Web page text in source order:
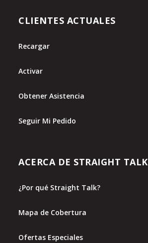
CLIENTES ACTUALES
Recargar
Activar
Obtener Asistencia
Seguir Mi Pedido
ACERCA DE STRAIGHT TALK
¿Por qué Straight Talk?
Mapa de Cobertura
Ofertas Especiales